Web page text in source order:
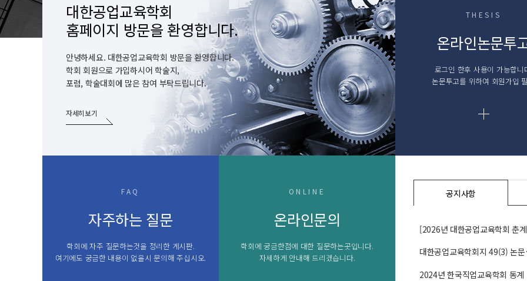
대한공업교육학회
홈페이지 방문을 환영합니다.
안녕하세요. 대한공업교육학회 방문을 환영합니다.
학회 회원으로 가입하시어 학술지,
포럼, 학술대회에 많은 참여 부탁드립니다.
자세히보기
THESIS
온라인논문투
로그인 한후 사용이 가능합니
논문투고를 위하여 회원가입
FAQ
자주하는 질문
학회에 자주 질문하는것을 정리한 게시판.
여기에도 궁금한 내용이 없을시 문의해 주십시오.
ONLINE
온라인문의
학회에 궁금한점에 대한 질문하는곳입니다.
자세하게 안내해 드리겠습니다.
공지사항
[2026년 대한공업교육학회 춘
대한공업교육학회지 49(3) 논
2024년 한국직업교육학회 동